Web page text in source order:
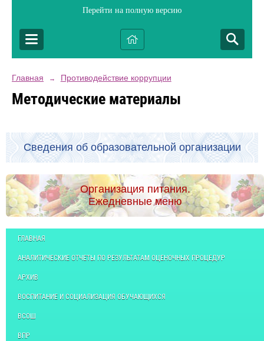
Перейти на полную версию
Главная → Противодействие коррупции
Методические материалы
Сведения об образовательной организации
Организация питания.
Ежедневные меню
ГЛАВНАЯ
АНАЛИТИЧЕСКИЕ ОТЧЕТЫ ПО РЕЗУЛЬТАТАМ ОЦЕНОЧНЫХ ПРОЦЕДУР
АРХИВ
ВОСПИТАНИЕ И СОЦИАЛИЗАЦИЯ ОБУЧАЮЩИХСЯ
ВСОШ
ВПР